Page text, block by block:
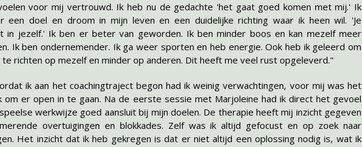
voor mij vertrouwd. Ik heb nu de gedachte 'het gaat goed komen met mij.' Ik
een doel en droom in mijn leven en een duidelijke richting waar ik heen wil. 'Je
in jezelf.' Ik ben er beter van geworden. Ik ben minder boos en kan mezelf meer
Ik ben ondernemender. Ik ga weer sporten en heb energie. Ook heb ik geleerd om
richten op mezelf en minder op anderen. Dit heeft me veel rust opgeleverd."
ik aan het coachingtraject begon had ik weinig verwachtingen, voor mij was het
om er open in te gaan. Na de eerste sessie met Marjoleine had ik direct het gevoel
werkwijze goed aansluit bij mijn doelen. De therapie heeft mij inzicht gegeven
overtuigingen en blokkades. Zelf was ik altijd gefocust en op zoek naar
Het inzicht dat ik heb gekregen is dat er niet altijd een oplossing nodig is, wat ik